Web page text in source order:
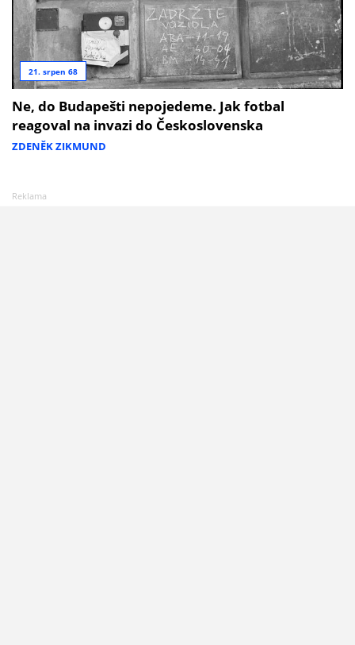
21. srpen 68
Ne, do Budapešti nepojedeme. Jak fotbal
reagoval na invazi do Československa
ZDENĚK ZIKMUND